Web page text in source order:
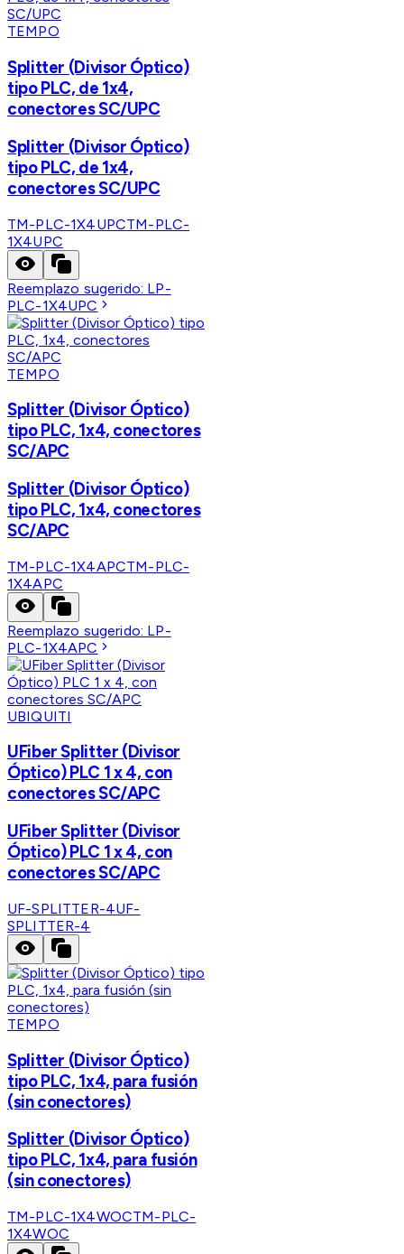
TEMPO
Splitter (Divisor Óptico)
tipo PLC, de 1x4,
conectores SC/UPC
Splitter (Divisor Óptico)
tipo PLC, de 1x4,
conectores SC/UPC
TM-PLC-1X4UPCTM-PLC-
1X4UPC
Reemplazo sugerido: LP-
PLC-1X4UPC
TEMPO
Splitter (Divisor Óptico)
tipo PLC, 1x4, conectores
SC/APC
Splitter (Divisor Óptico)
tipo PLC, 1x4, conectores
SC/APC
TM-PLC-1X4APCTM-PLC-
1X4APC
Reemplazo sugerido: LP-
PLC-1X4APC
UBIQUITI
UFiber Splitter (Divisor
Óptico) PLC 1 x 4, con
conectores SC/APC
UFiber Splitter (Divisor
Óptico) PLC 1 x 4, con
conectores SC/APC
UF-SPLITTER-4UF-
SPLITTER-4
TEMPO
Splitter (Divisor Óptico)
tipo PLC, 1x4, para fusión
(sin conectores)
Splitter (Divisor Óptico)
tipo PLC, 1x4, para fusión
(sin conectores)
TM-PLC-1X4WOCTM-PLC-
1X4WOC